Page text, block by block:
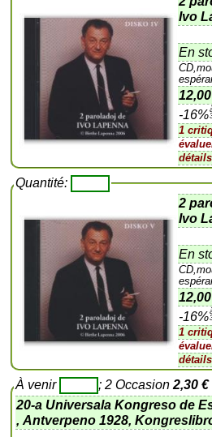
Ivo
En
-16%
1
détails
Quantité:
2
Ivo
En
-16%
1
détails
À venir ; 2 Occasion2,30 €
20-a Universala Kongreso de
, Antverpeno 1928,